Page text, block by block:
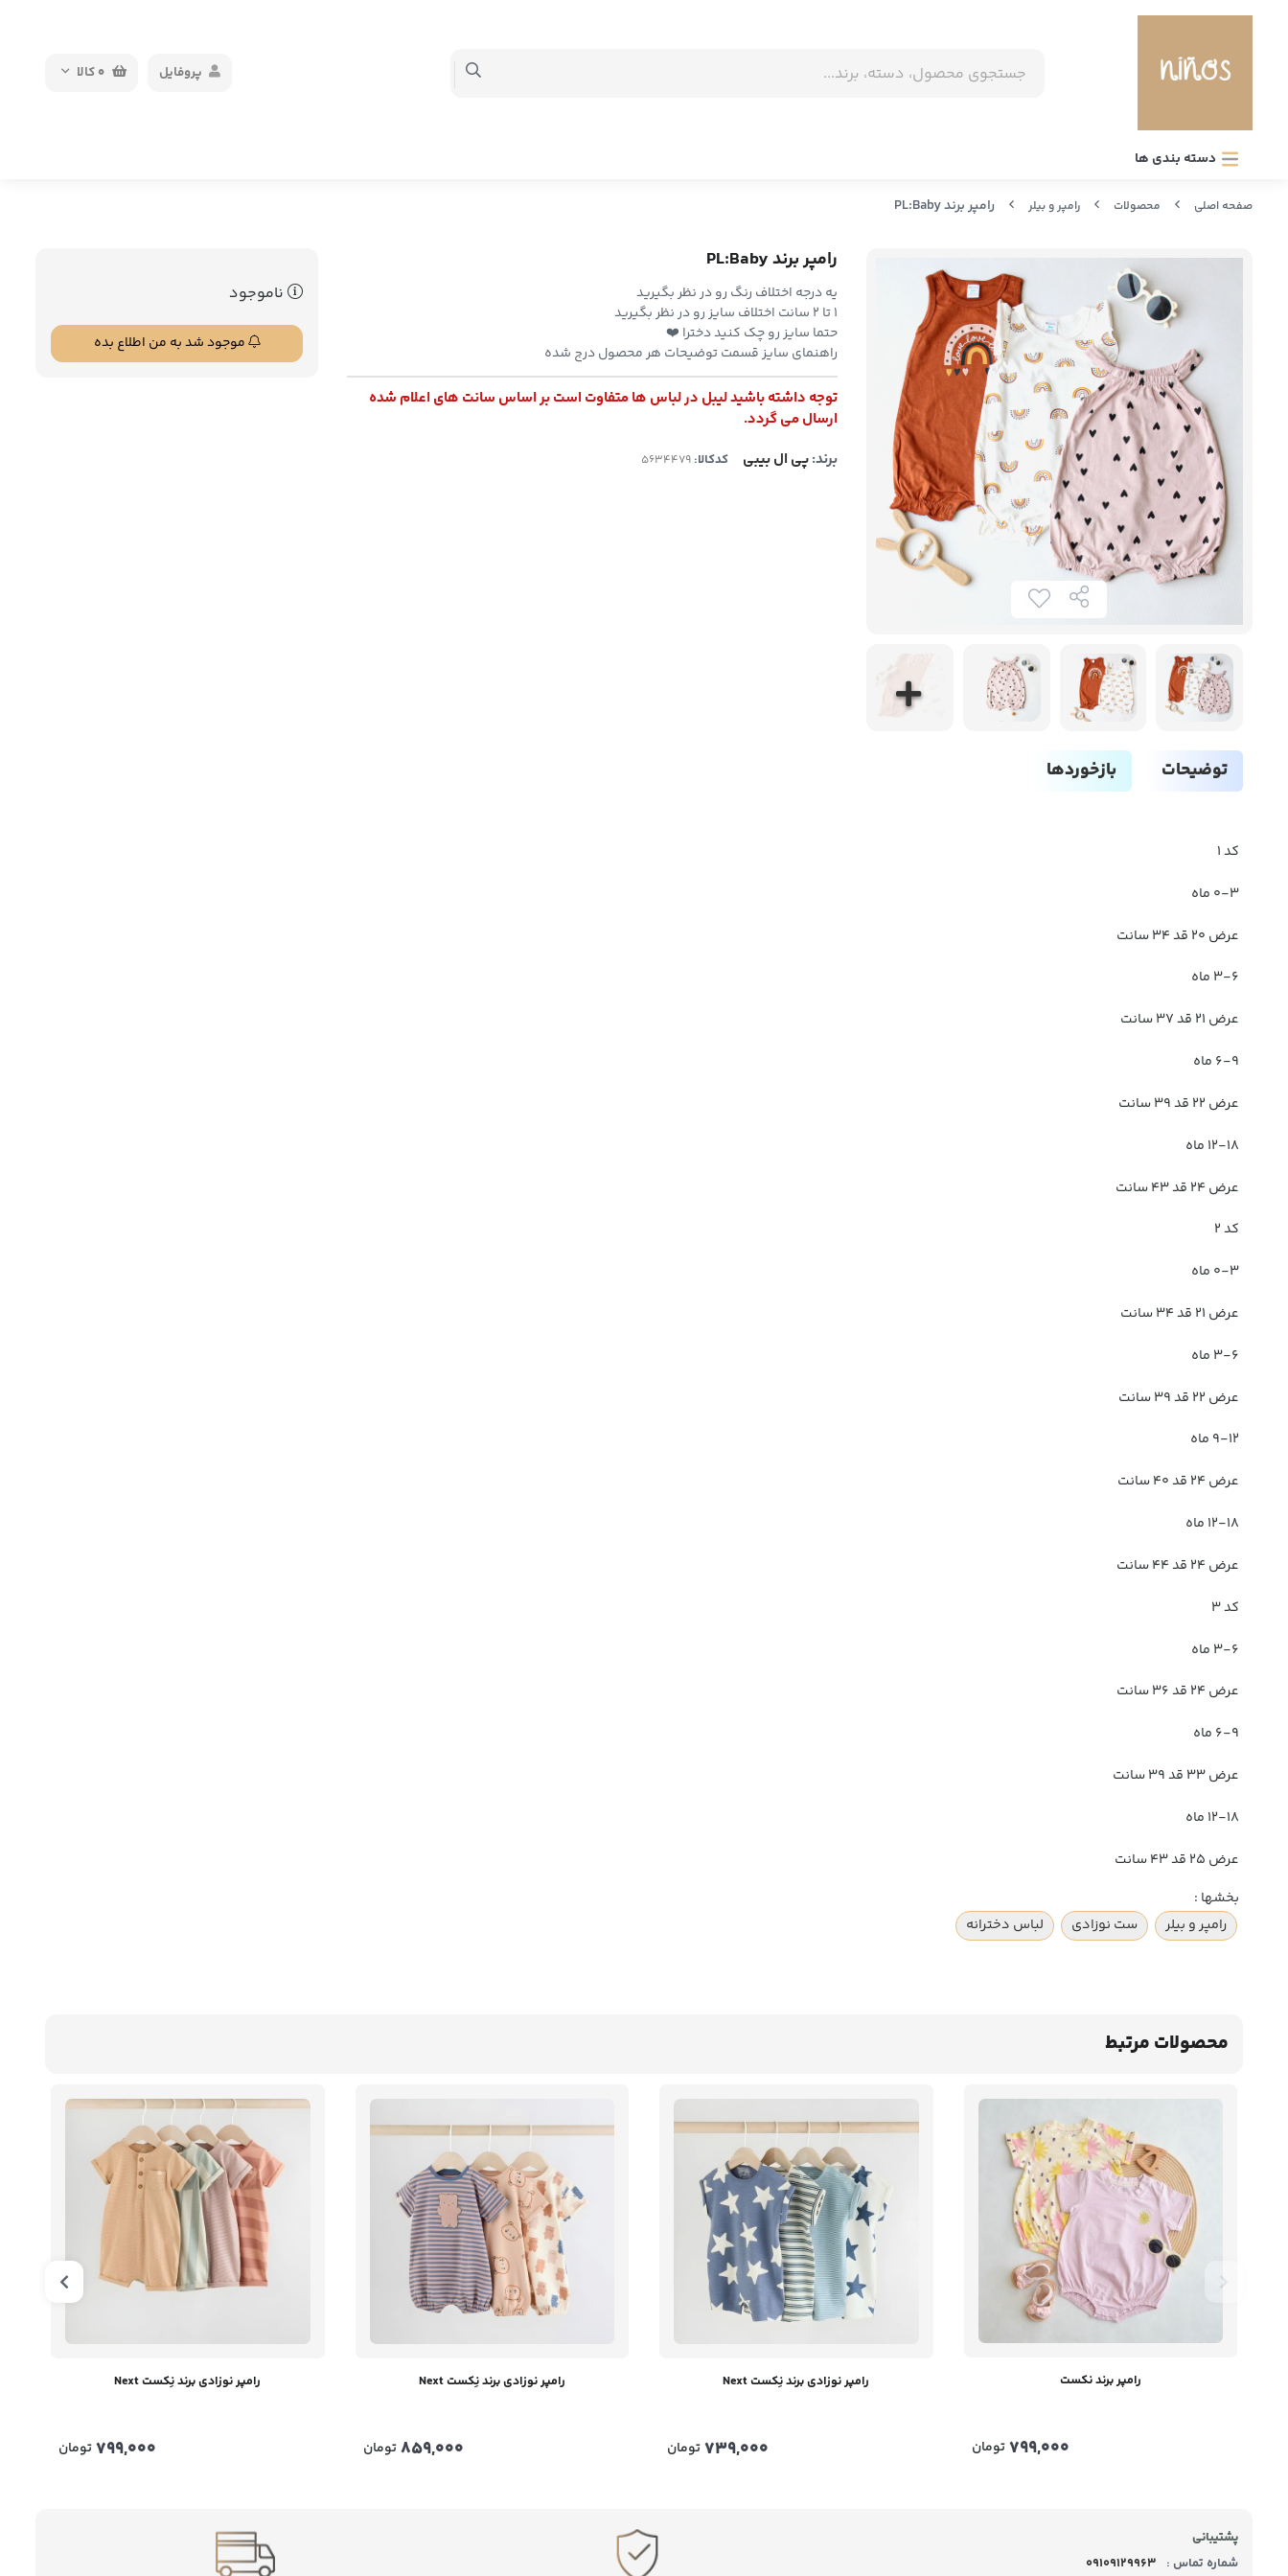
0کالا پروفایل
دسته بندی ها
صفحه اصلی محصولات رامپر و بیلر رامپر برند PL:Baby
رامپر برند PL:Baby
یه درجه اختلاف رنگ رو در نظر بگیرید
۱ تا ۲ سانت اختلاف سایز رو در نظر بگیرید
حتما سایز رو چک کنید دخترا ❤️
راهنمای سایز قسمت توضیحات هر محصول درج شده
توجه داشته باشید لیبل در لباس ها متفاوت است بر اساس سانت های اعلام شده
ارسال می گردد.
برند:پی‌ ال بیبی کدکالا:
ناموجود
موجود شد به من اطلاع بده
توضیحات بازخوردها
کد ۱
۰-۳ ماه
عرض ۲۰ قد ۳۴ سانت
۳-۶ ماه
عرض ۲۱ قد ۳۷ سانت
۶-۹ ماه
عرض ۲۲ قد ۳۹ سانت
۱۲-۱۸ ماه
عرض ۲۴ قد ۴۳ سانت
کد ۲
۰-۳ ماه
عرض ۲۱ قد ۳۴ سانت
۳-۶ ماه
عرض ۲۲ قد ۳۹ سانت
۹-۱۲ ماه
عرض ۲۴ قد ۴۰ سانت
۱۲-۱۸ ماه
عرض ۲۴ قد ۴۴ سانت
کد ۳
۳-۶ ماه
عرض ۲۴ قد ۳۶ سانت
۶-۹ ماه
عرض ۳۳ قد ۳۹ سانت
۱۲-۱۸ ماه
عرض ۲۵ قد ۴۳ سانت
بخشها :
رامپر و بیلر
ست نوزادی لباس دخترانه
محصولات مرتبط
رامپر برند نکست
799,000 تومان
رامپر نوزادی برند نِکست Next
739,000تومان
رامپر نوزادی برند نِکست Next
859,000 تومان
رامپر نوزادی برند نِکست Next
799,000تومان
پشتیبانی
شماره تماس :
09109129963